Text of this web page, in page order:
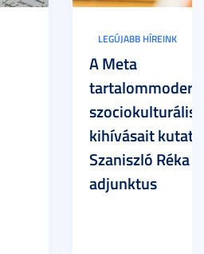
LEGÚJABB HÍREINK
A Meta
szociokulturális
kihívásait
Szaniszló Réka
adjunktus